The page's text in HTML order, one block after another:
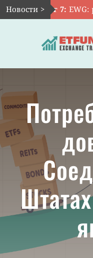
Skip
to
Новости >Авг 7: EWG:
ЧТО ТАКОЕ ETF
ИНВЕСТИЦИИ В
ТЕМАТИЧЕСКИЕ
АКТУАЛЬНЫЕ
О ПРОЕКТЕ